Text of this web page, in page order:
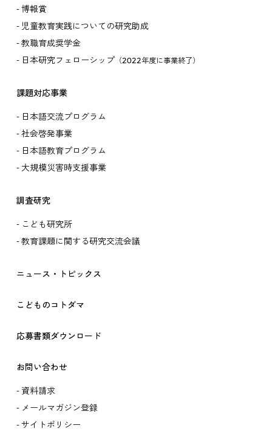
博報賞
児童教育実践についての研究助成
教職育成奨学金
日本研究フェローシップ（2022年度に事業終了）
課題対応事業
日本語交流プログラム
社会啓発事業
日本語教育プログラム
大規模災害時支援事業
調査研究
こども研究所
教育課題に関する研究交流会議
ニュース・トピックス
こどものコトダマ
応募書類ダウンロード
お問い合わせ
資料請求
メールマガジン登録
サイトポリシー